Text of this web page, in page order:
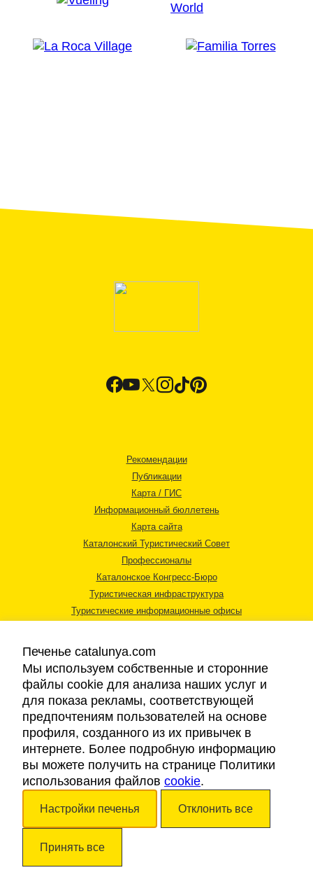
Рекомендации
Публикации
Карта / ГИС
Информационный бюллетень
Карта сайта
Каталонский Туристический Совет
Профессионалы
Каталонское Конгресс-Бюро
Туристическая инфраструктура
Туристические информационные офисы
Правовая информация
Cookies
Доступность
Авторские права © 2026. Каталонский Туристический Совет. Все права
Печенье catalunya.com
Мы используем собственные и сторонние
файлы cookie для анализа наших услуг и
для показа рекламы, соответствующей
предпочтениям пользователей на основе
профиля, созданного из их привычек в
интернете. Более подробную информацию
вы можете получить на странице Политики
использования файлов cookie.
Настройки печенья Отклонить все
Принять все